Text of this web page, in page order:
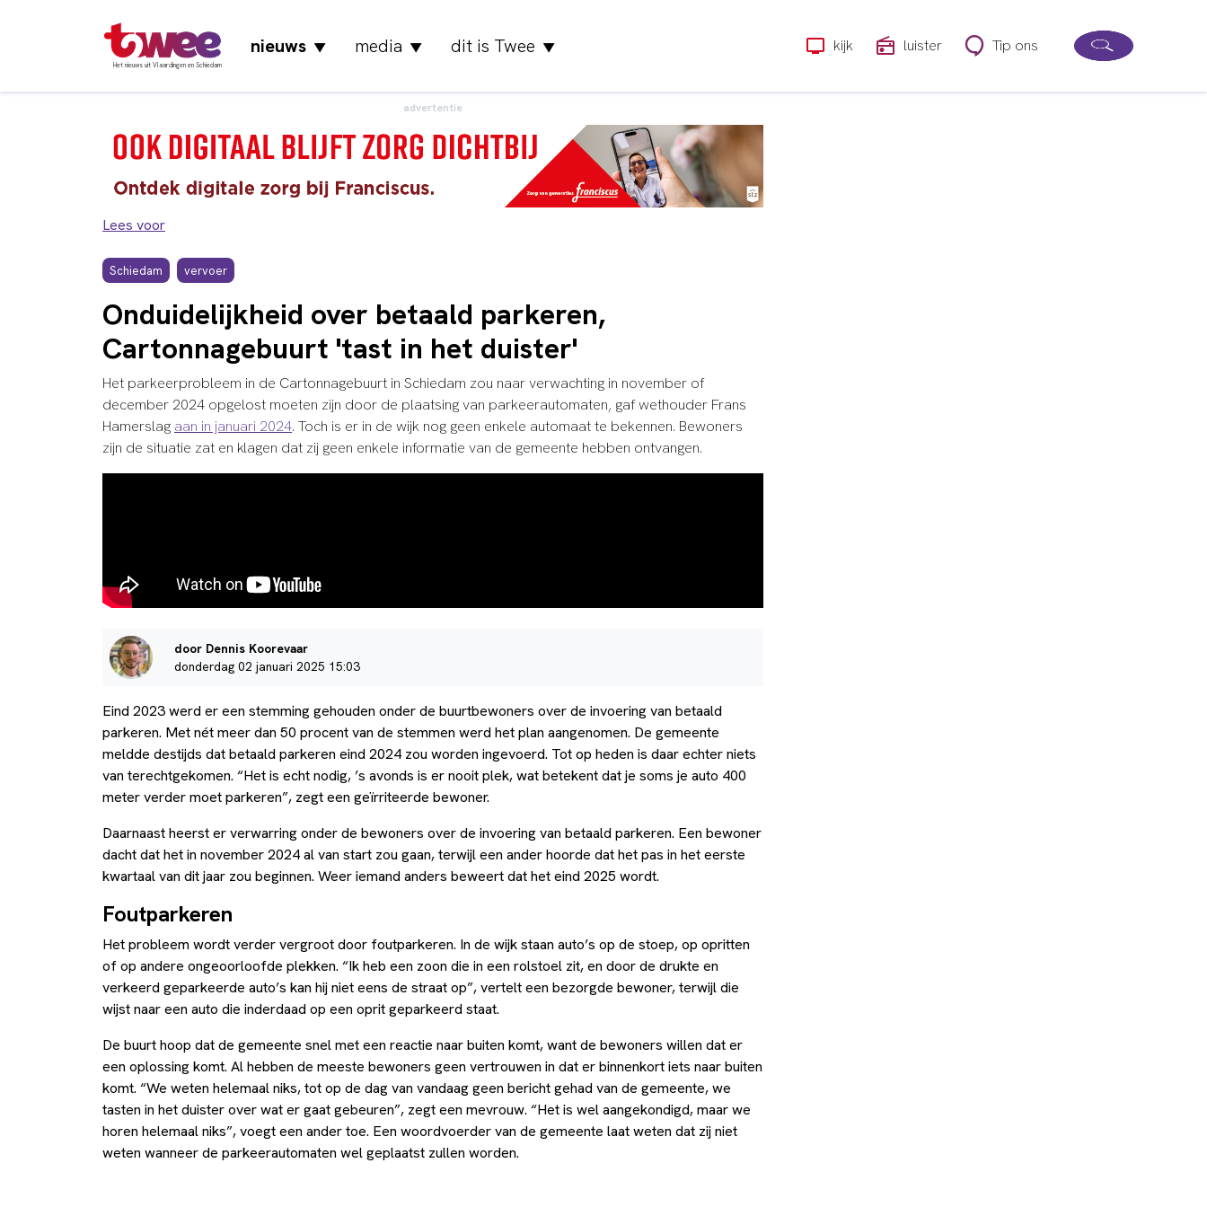
Het nieuws uit Vlaardingen en Schiedam
nieuws▼ media ▼ dit is Twee ▼ kijk luister Tip ons
advertentie
Lees voor
Schiedam vervoer
Onduidelijkheid over betaald parkeren,
Cartonnagebuurt 'tast in het duister'
Het parkeerprobleem in de Cartonnagebuurt in Schiedam zou naar verwachting in november of
december 2024 opgelost moeten zijn door de plaatsing van parkeerautomaten, gaf wethouder Frans
Hamerslag aan in januari 2024. Toch is er in de wijk nog geen enkele automaat te bekennen. Bewoners
zijn de situatie zat en klagen dat zij geen enkele informatie van de gemeente hebben ontvangen.
door Dennis Koorevaar
donderdag 02 januari 2025 15:03
Eind 2023 werd er een stemming gehouden onder de buurtbewoners over de invoering van betaald
parkeren. Met nét meer dan 50 procent van de stemmen werd het plan aangenomen. De gemeente
meldde destijds dat betaald parkeren eind 2024 zou worden ingevoerd. Tot op heden is daar echter niets
van terechtgekomen. “Het is echt nodig, ’s avonds is er nooit plek, wat betekent dat je soms je auto 400
meter verder moet parkeren”, zegt een geïrriteerde bewoner.
Daarnaast heerst er verwarring onder de bewoners over de invoering van betaald parkeren. Een bewoner
dacht dat het in november 2024 al van start zou gaan, terwijl een ander hoorde dat het pas in het eerste
kwartaal van dit jaar zou beginnen. Weer iemand anders beweert dat het eind 2025 wordt.
Foutparkeren
Het probleem wordt verder vergroot door foutparkeren. In de wijk staan auto’s op de stoep, op opritten
of op andere ongeoorloofde plekken. “Ik heb een zoon die in een rolstoel zit, en door de drukte en
verkeerd geparkeerde auto’s kan hij niet eens de straat op”, vertelt een bezorgde bewoner, terwijl die
wijst naar een auto die inderdaad op een oprit geparkeerd staat.
De buurt hoop dat de gemeente snel met een reactie naar buiten komt, want de bewoners willen dat er
een oplossing komt. Al hebben de meeste bewoners geen vertrouwen in dat er binnenkort iets naar buiten
komt. “We weten helemaal niks, tot op de dag van vandaag geen bericht gehad van de gemeente, we
tasten in het duister over wat er gaat gebeuren”, zegt een mevrouw. “Het is wel aangekondigd, maar we
horen helemaal niks”, voegt een ander toe. Een woordvoerder van de gemeente laat weten dat zij niet
weten wanneer de parkeerautomaten wel geplaatst zullen worden.